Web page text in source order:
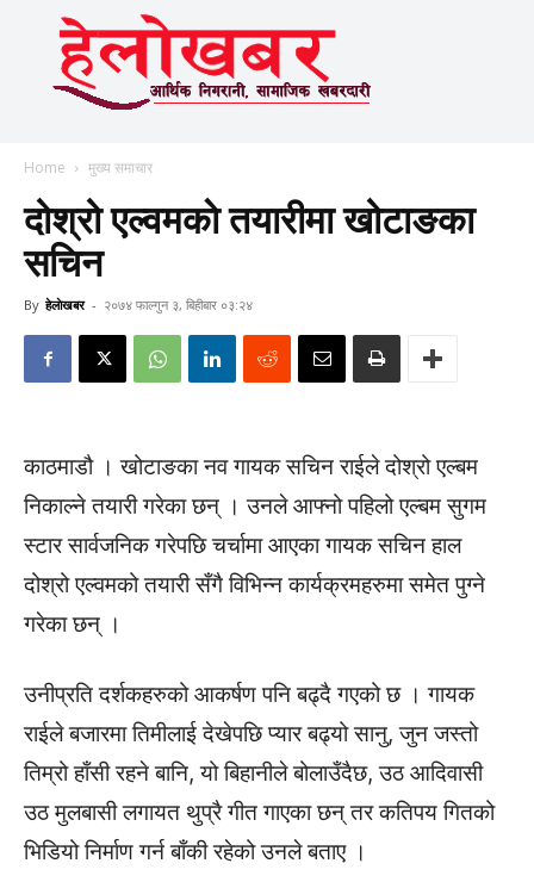
Home मुख्य समाचार
दोश्रो एल्वमकाे तयारीमा खोटाङका
सचिन
By हेलाेखबर - २०७४ फाल्गुन ३, बिहीबार ०३:२४
काठमाडौ । खोटाङका नव गायक सचिन राईले दोश्रो एल्बम
निकाल्ने तयारी गरेका छन् । उनले आफ्नो पहिलो एल्बम सुगम
स्टार सार्वजनिक गरेपछि चर्चामा आएका गायक सचिन हाल
दोश्रो एल्वमको तयारी सँगै विभिन्न कार्यक्रमहरुमा समेत पुग्ने
गरेका छन् ।
उनीप्रति दर्शकहरुको आकर्षण पनि बढ्दै गएको छ । गायक
राईले बजारमा तिमीलाई देखेपछि प्यार बढ्यो सानु, जुन जस्तो
तिम्रो हाँसी रहने बानि, यो बिहानीले बोलाउँदैछ, उठ आदिवासी
उठ मुलबासी लगायत थुप्रै गीत गाएका छन् तर कतिपय गितको
भिडियो निर्माण गर्न बाँकी रहेको उनले बताए ।